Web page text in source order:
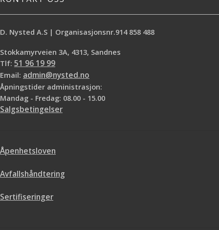
D. Nysted A.S | Organisasjonsnr.914 858 488
Stokkamyrveien 3A, 4313, Sandnes
Tlf: 51 96 19 99
Email: admin@nysted.no
Åpningstider administrasjon:
Mandag - Fredag: 08.00 - 15.00
Salgsbetingelser
Åpenhetsloven
Avfallshåndtering
Sertifiseringer